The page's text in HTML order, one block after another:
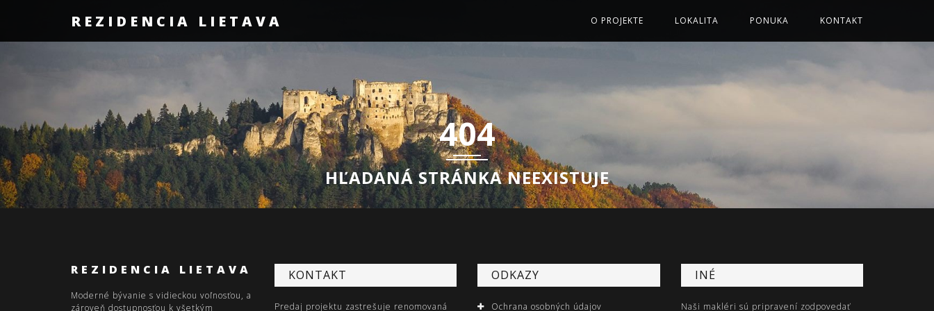
REZIDENCIA LIETAVA O PROJEKTE LOKALITA PONUKA KONTAKT
404
HĽADANÁ STRÁNKA NEEXISTUJE
REZIDENCIA LIETAVA
Moderné bývanie s vidieckou voľnosťou, a
zároveň dostupnosťou k všetkým
KONTAKT
Predaj projektu zastrešuje renomovaná
ODKAZY
Ochrana osobných údajov
INÉ
Naši makléri sú pripravení zodpovedať